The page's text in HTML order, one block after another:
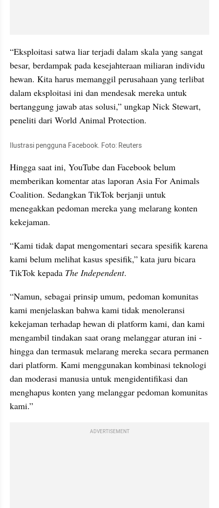
“Eksploitasi satwa liar terjadi dalam skala yang sangat
besar, berdampak pada kesejahteraan miliaran individu
hewan. Kita harus memanggil perusahaan yang terlibat
dalam eksploitasi ini dan mendesak mereka untuk
bertanggung jawab atas solusi,” ungkap Nick Stewart,
peneliti dari World Animal Protection.
Ilustrasi pengguna Facebook. Foto: Reuters
Hingga saat ini, YouTube dan Facebook belum
memberikan komentar atas laporan Asia For Animals
Coalition. Sedangkan TikTok berjanji untuk
menegakkan pedoman mereka yang melarang konten
kekejaman.
“Kami tidak dapat mengomentari secara spesifik karena
kami belum melihat kasus spesifik,” kata juru bicara
TikTok kepada The Independent.
“Namun, sebagai prinsip umum, pedoman komunitas
kami menjelaskan bahwa kami tidak menoleransi
kekejaman terhadap hewan di platform kami, dan kami
mengambil tindakan saat orang melanggar aturan ini -
hingga dan termasuk melarang mereka secara permanen
dari platform. Kami menggunakan kombinasi teknologi
dan moderasi manusia untuk mengidentifikasi dan
menghapus konten yang melanggar pedoman komunitas
kami.”
ADVERTISEMENT